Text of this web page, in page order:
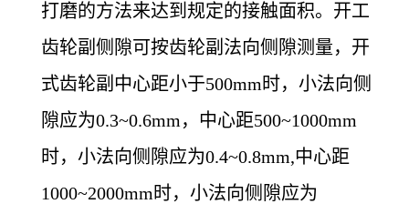
打磨的方法来达到规定的接触面积。开工
齿轮副侧隙可按齿轮副法向侧隙测量，开
式齿轮副中心距小于500mm时，小法向侧
隙应为0.3~0.6mm，中心距500~1000mm
时，小法向侧隙应为0.4~0.8mm,中心距
1000~2000mm时，小法向侧隙应为